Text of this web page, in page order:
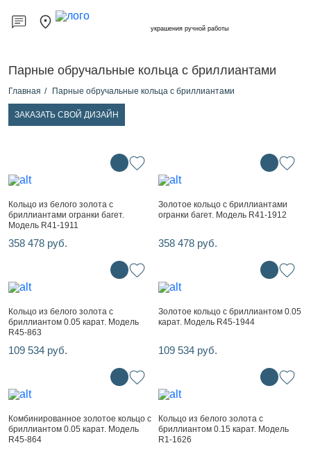
украшения ручной работы
Парные обручальные кольца с бриллиантами
Главная Парные обручальные кольца с бриллиантами
ЗАКАЗАТЬ СВОЙ ДИЗАЙН
Кольцо из белого золота с
бриллиантами огранки багет.
Модель R41-1911
358 478 руб.
Золотое кольцо с бриллиантами
огранки багет. Модель R41-1912
358 478 руб.
Кольцо из белого золота с
бриллиантом 0.05 карат. Модель
R45-863
109 534 руб.
Золотое кольцо с бриллиантом 0.05
карат. Модель R45-1944
109 534 руб.
Комбинированное золотое кольцо с
бриллиантом 0.05 карат. Модель
R45-864
Кольцо из белого золота с
бриллиантом 0.15 карат. Модель
R1-1626